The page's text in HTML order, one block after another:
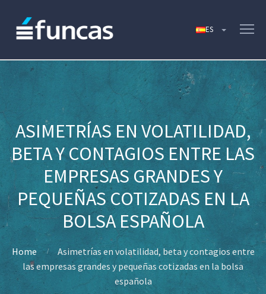
ASIMETRÍAS EN VOLATILIDAD,
BETA Y CONTAGIOS ENTRE LAS
EMPRESAS GRANDES Y
PEQUEÑAS COTIZADAS EN LA
BOLSA ESPAÑOLA
Home
Asimetrías en volatilidad, beta y contagios entre
las empresas grandes y pequeñas cotizadas en la bolsa
española